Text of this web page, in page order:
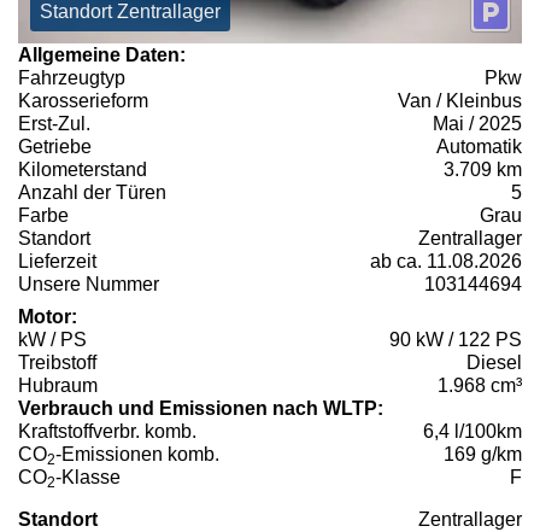
Standort Zentrallager
Allgemeine Daten:
Fahrzeugtyp
Pkw
Karosserieform
Van / Kleinbus
Erst-Zul.
Mai / 2025
Getriebe
Automatik
Kilometerstand
3.709 km
Anzahl der Türen
5
Farbe
Grau
Standort
Zentrallager
Lieferzeit
ab ca. 11.08.2026
Unsere Nummer
103144694
Motor:
kW / PS
90 kW / 122 PS
Treibstoff
Diesel
Hubraum
1.968 cm³
Verbrauch und Emissionen nach WLTP:
Kraftstoffverbr. komb.
6,4 l/100km
CO2-Emissionen komb.
169 g/km
CO2-Klasse F
Standort Zentrallager